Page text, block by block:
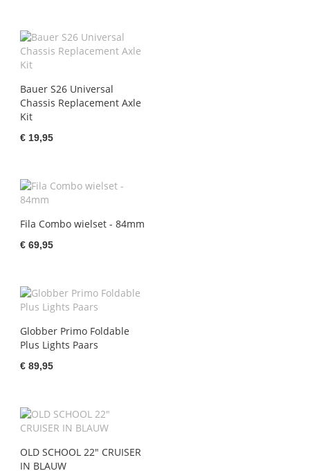
Bauer S26 Universal
Chassis Replacement Axle
Kit
€ 19,95
Fila Combo wielset - 84mm
€ 69,95
Globber Primo Foldable
Plus Lights Paars
€ 89,95
OLD SCHOOL 22" CRUISER
IN BLAUW